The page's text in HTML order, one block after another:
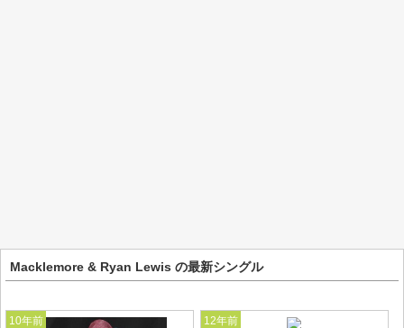
Macklemore & Ryan Lewis の最新シングル
10年前
12年前